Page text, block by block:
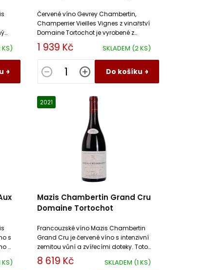
KS) SKLADEM (2 KS)
1 939 Kč
Do košíku
Červené víno Gevrey Chambertin,
Champerrier Vieilles Vignes z vinařství
Domaine Tortochot je vyrobené z
odrůdy Pinot Noir.
KS)
s
s
2021
Mazis Chambertin Grand Cru
Domaine Tortochot
SKLADEM (1 KS)
8 619 Kč
Francouzské víno Mazis Chambertin
Grand Cru je červené víno s intenzivní
zemitou vůní a zvířecími doteky. Toto
suché víno má vyzrálé taniny a
minerální podtext.